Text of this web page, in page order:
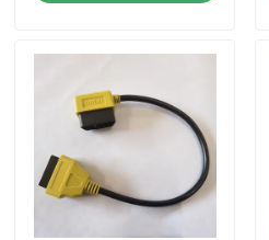
Prodotti
Circa noi